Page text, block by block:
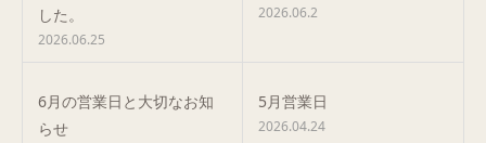
した。
2026.06.25
2026.06.2
6月の営業日と大切なお知
らせ
5月営業日
2026.04.24